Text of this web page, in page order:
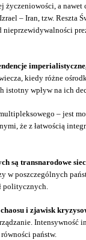
życzeniowości, a
– Iran, tzw. Reszta
nieprzewidywalności
kiedy różne
istotny wpływ na ich
– jest
że z łatwością
są transnarodowe
w poszczególnych
politycznych.
i zjawisk
państw.